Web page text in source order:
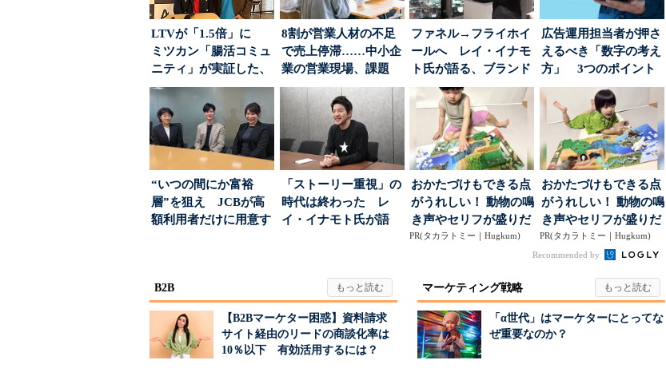
LTVが「1.5倍」に
ミツカン「腸活コミュ
ニティ」が実証した、
値上げ時代に選ば...
8割が営業人材の不足
で売上停滞……中小企
業の営業現場、課題
は？
ファネル→フライホイ
ールへ レイ・イナモ
ト氏が語る、ブランド
が「信頼」を得るた
め...
広告運用担当者が押さ
えるべき「数字の考え
方」 3つのポイント
とは
“いつの間にか富裕
層”を狙え JCBが高
額利用者だけに用意す
「ストーリー重視」の
時代は終わった レ
イ・イナモト氏が語
おかたづけもできる点
がうれしい！ 動物の鳴
き声やセリフが盛りだ
くさんの「アニア ...
PR(タカラトミー｜Hugkum)
おかたづけもできる点
がうれしい！ 動物の鳴
き声やセリフが盛りだ
くさんの「アニア ...
PR(タカラトミー｜Hugkum)
Recommended by
B2B
【B2Bマーケター困惑】資料請求
サイト経由のリードの商談化率は
10％以下 有効活用するには？
マーケティング戦略
「α世代」はマーケターにとってな
ぜ重要なのか？